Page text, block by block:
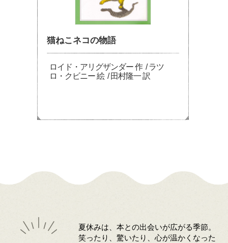
猫ねこネコの物語
ロイド・アリグザンダー 作 / ラツ
ロ・クビニー 絵 / 田村隆一 訳
夏休みは、本との出会いが広がる季節。
笑ったり、驚いたり、心が温かくなった